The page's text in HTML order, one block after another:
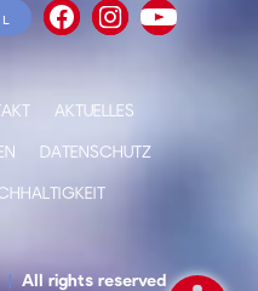
AKTUELLES
DATENSCHUTZ
|All rights reserved